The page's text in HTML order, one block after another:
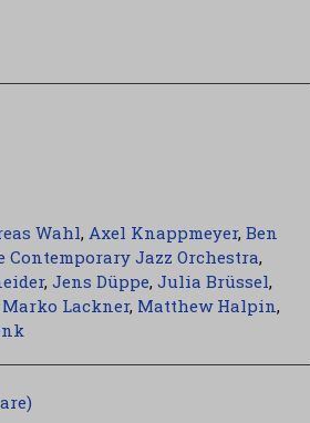
Wahl, Axel Knappmeyer, Ben
Contemporary Jazz Orchestra,
, Jens Düppe, Julia Brüssel,
Marko Lackner, Matthew Halpin,